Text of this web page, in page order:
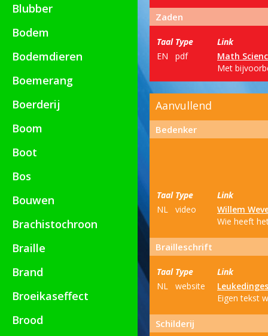
Blubber
Bodem
Bodemdieren
Boemerang
Boerderij
Boom
Boot
Bos
Bouwen
Brachistochroon
Braille
Brand
Broeikaseffect
Brood
Zaden
Taal Type
Link
EN
pdf
Math
Met
Aanvullend
Bedenker
Taal Type
Link
NL
video
Willem
Wie heeft
Brailleschrift
Taal Type
Link
NL
website
Leukedinges
Eigen tekst
Schilderij